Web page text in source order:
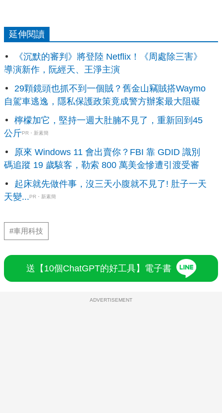
延伸閱讀
《沉默的審判》將登陸 Netflix！《周處除三害》
導演新作，阮經天、王淨主演
29顆鏡頭也抓不到一個賊？舊金山竊賊搭Waymo
自駕車逃逸，隱私保護政策竟成警方辦案最大阻礙
檸檬加它，堅持一週大肚腩不見了，重新回到45
公斤PR・新素簡
原來 Windows 11 會出賣你？FBI 靠 GDID 識別
碼追蹤 19 歲駭客，勒索 800 萬美金慘遭引渡受審
起床就先做件事，沒三天小腹就不見了! 肚子一天
天變...PR・新素簡
#車用科技
送【10個ChatGPT的好工具】電子書
ADVERTISEMENT